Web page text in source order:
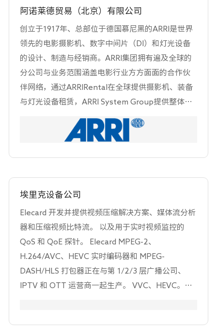
阿诺莱德贸易（北京）有限公司
创立于1917年、总部位于德国慕尼黑的ARRI是世界
领先的电影摄影机、数字中间片（DI）和灯光设备
的设计、制造与经销商。ARRI集团拥有遍及全球的
分公司与业务范围涵盖电影行业方方面面的合作伙
伴网络，通过ARRIRental在全球提供摄影机、装备
与灯光设备租赁，ARRI System Group提供整体灯
验室服务、视觉特效与发行服务。2013年，ARRI成
业知识服务于医疗应用。 ARRI制造的产品包括
影机、Master Anamorphic变形镜头、
灯、专业摄影机附件机械与电子控制系统、
ARRILASER胶片记录仪与ARRISCAN存档技术、
TRINITY摄影机稳定器系统以及ARRISCOPE 3D手
术数字显微镜。ARRI的工程师与技术贡献已经获得
了电影艺术与科学学院颁发的19个科技成果奖。
ARRI中国成立于2011年，是ARRI的全资子公司。它
埃里克设备公司
Elecard 开发并提供视频压缩解决方案、媒体流分析
器和压缩视频比特流。 以及用于实时视频监控的
QoS 和 QoE 探针。 Elecard MPEG-2、
H.264/AVC、HEVC 实时编码器和 MPEG-
DASH/HLS 打包器正在与第 1/2/3 层广播公司、
IPTV 和 OTT 运营商一起生产。 VVC、HEVC。